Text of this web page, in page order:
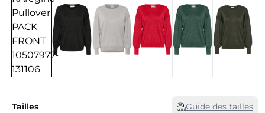
Tailles Guide des tailles